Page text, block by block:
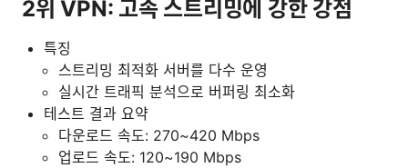
2위 VPN: 고속 스트리밍에 강한 강점
특징
스트리밍 최적화 서버를 다수 운영
실시간 트래픽 분석으로 버퍼링 최소화
테스트 결과 요약
다운로드 속도: 270~420 Mbps
업로드 속도: 120~190 Mbps